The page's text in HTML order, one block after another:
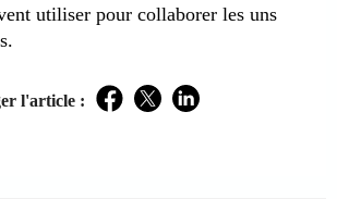
utiliser pour collaborer les uns
l'article : Facebook
TwitterLinkedIn